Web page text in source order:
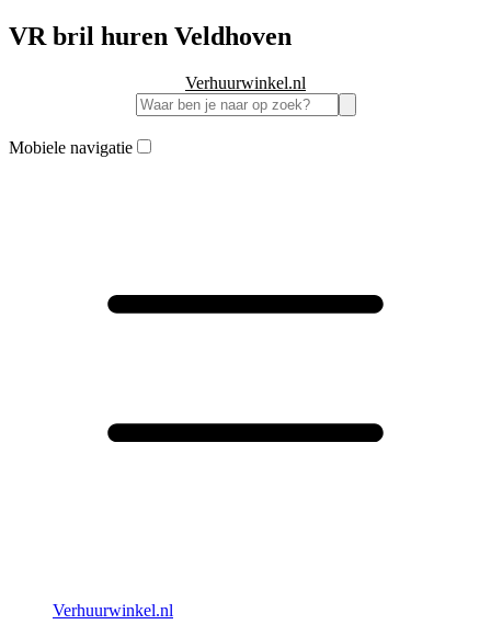
VR bril huren Veldhoven
Verhuurwinkel.nl
Mobiele navigatie
Verhuurwinkel.nl